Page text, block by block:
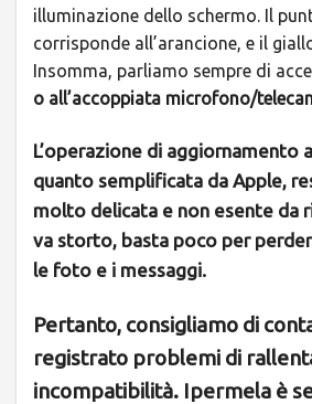
illuminazione dello schermo. Il
corrisponde all’arancione, e il
Insomma, parliamo sempre di
o all’accoppiata microfono/
L’operazione di aggiornamento
quanto semplificata da Apple,
molto delicata e non esente da
va storto, basta poco per
le foto e i messaggi.
Pertanto, consigliamo di
registrato problemi di
incompatibilità. Ipermela è